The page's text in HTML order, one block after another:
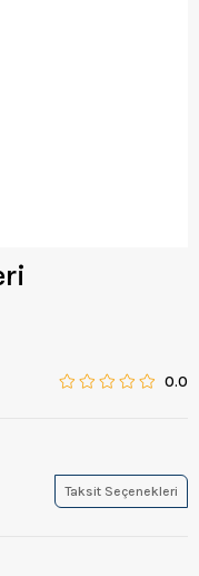
0.0
Taksit Seçenekleri